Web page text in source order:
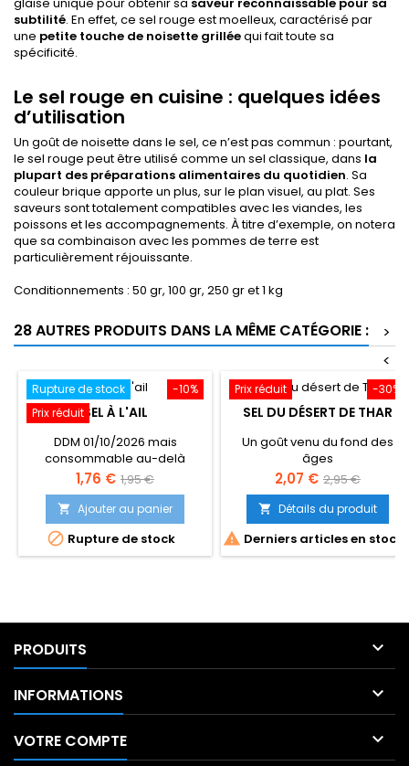
subtilité. En effet, ce sel rouge est moelleux, caractérisé par
une petite touche de noisette grilléequi fait toute sa
spécificité.
Le sel rouge en cuisine : quelques idées
d’utilisation
Un goût de noisette dans le sel, ce n’est pas commun : pourtant,
le sel rouge peut être utilisé comme un sel classique, dans la
plupart des préparations alimentaires du quotidien. Sa
couleur brique apporte un plus, sur le plan visuel, au plat. Ses
saveurs sont totalement compatibles avec les viandes, les
poissons et les accompagnements. À titre d’exemple, on notera
que sa combinaison avec les pommes de terre est
particulièrement réjouissante.
Conditionnements : 50 gr, 100 gr, 250 gr et 1 kg
28 AUTRES PRODUITS DANS LA MÊME CATÉGORIE :
>
<
-10%
Rupture de stock
Prix réduitSEL À L'AIL
DDM 01/10/2026 mais
consommable au-delà
Prix
1,76 € Prix
de
base
1,95 €
 Ajouter au panier
 Rupture de stock
-30%
Prix réduit
SEL DU DÉSERT DE THAR
Un goût venu du fond des
âges
Prix
2,07 € Prix
de
base
2,95 €
 Détails du produit
 Derniers articles en stock
PRODUITS 
INFORMATIONS 
VOTRE COMPTE 